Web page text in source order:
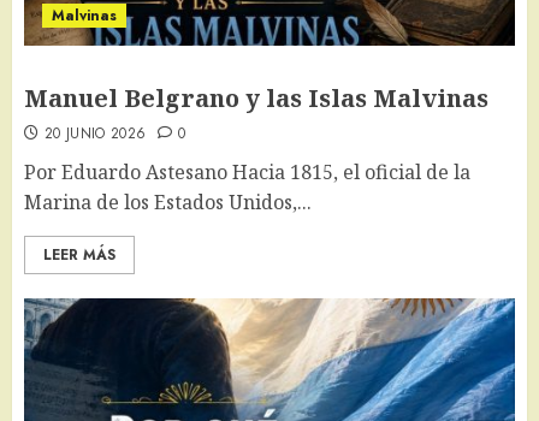
Malvinas
Manuel Belgrano y las Islas Malvinas
20 JUNIO 2026 0
Por Eduardo Astesano Hacia 1815, el oficial de la
Marina de los Estados Unidos,...
LEER MÁS